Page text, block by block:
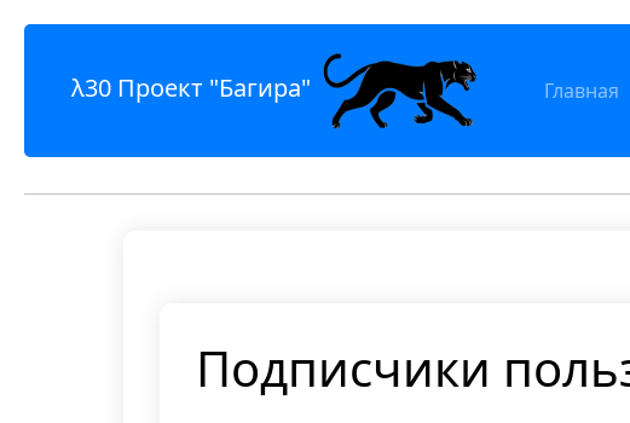
λ30 Проект "Багира" Главная
Подписчики